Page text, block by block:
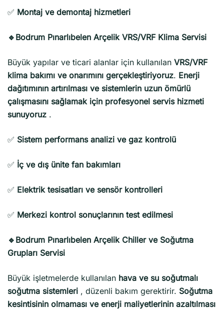
✅ Montaj ve demontaj hizmetleri
🔹Bodrum Pınarlıbelen Arçelik VRS/VRF Klima Servisi
Büyük yapılar ve ticari alanlar için kullanılan VRS/VRF
klima bakımı ve onarımını gerçekleştiriyoruz. Enerji
dağıtımının artırılması ve sistemlerin uzun ömürlü
çalışmasını sağlamak için profesyonel servis hizmeti
sunuyoruz .
✅ Sistem performans analizi ve gaz kontrolü
✅ İç ve dış ünite fan bakımları
✅ Elektrik tesisatları ve sensör kontrolleri
✅ Merkezi kontrol sonuçlarının test edilmesi
🔹Bodrum Pınarlıbelen Arçelik Chiller ve Soğutma
Grupları Servisi
Büyük işletmelerde kullanılan hava ve su soğutmalı
soğutma sistemleri , düzenli bakım gerektirir. Soğutma
kesintisinin olmaması ve enerji maliyetlerinin azaltılması